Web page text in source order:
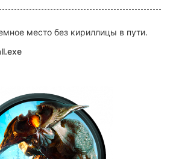
место без кириллицы в пути.